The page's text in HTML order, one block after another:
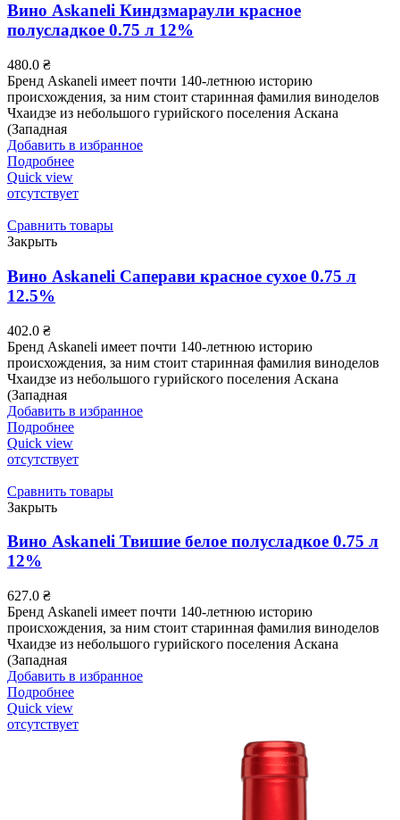
Вино Askaneli Киндзмараули красное
полусладкое 0.75 л 12%
480.0 ₴
Бренд Askaneli имеет почти 140-летнюю историю
происхождения, за ним стоит старинная фамилия виноделов
Чхаидзе из небольшого гурийского поселения Аскана
(Западная
Добавить в избранное
Подробнее
Quick view
отсутствует
Сравнить товары
Закрыть
Вино Askaneli Саперави красное сухое 0.75 л
12.5%
402.0 ₴
Бренд Askaneli имеет почти 140-летнюю историю
происхождения, за ним стоит старинная фамилия виноделов
Чхаидзе из небольшого гурийского поселения Аскана
(Западная
Добавить в избранное
Подробнее
Quick view
отсутствует
Сравнить товары
Закрыть
Вино Askaneli Твишие белое полусладкое 0.75 л
12%
627.0 ₴
Бренд Askaneli имеет почти 140-летнюю историю
происхождения, за ним стоит старинная фамилия виноделов
Чхаидзе из небольшого гурийского поселения Аскана
(Западная
Добавить в избранное
Подробнее
Quick view
отсутствует